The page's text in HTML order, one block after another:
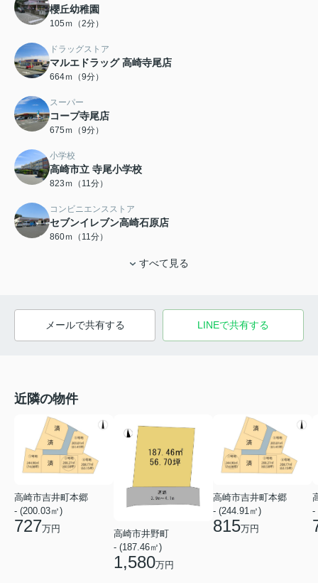
櫻丘幼稚園
105ｍ（2分）
ドラッグストア
マルエドラッグ 高崎寺尾店
664ｍ（9分）
スーパー
コープ寺尾店
675ｍ（9分）
小学校
高崎市立 寺尾小学校
823ｍ（11分）
コンビニエンスストア
セブンイレブン高崎石原店
860ｍ（11分）
すべて見る
メールで共有する LINEで共有する
近隣の物件
高崎市吉井町本郷
- (200.03㎡)
727万円
高崎市井野町
- (187.46㎡)
1,580万円
高崎市吉井町本郷
- (244.91㎡)
815万円
-